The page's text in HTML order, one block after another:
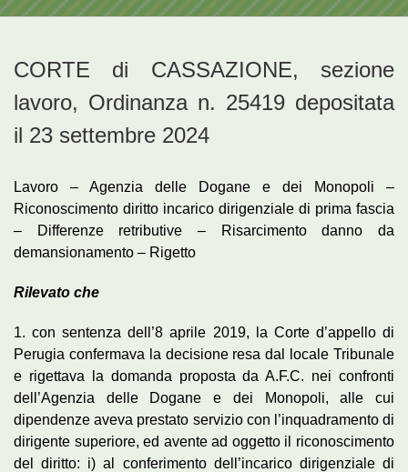
CORTE di CASSAZIONE, sezione
lavoro, Ordinanza n. 25419 depositata
il 23 settembre 2024
Lavoro – Agenzia delle Dogane e dei Monopoli –
Riconoscimento diritto incarico dirigenziale di prima fascia
– Differenze retributive – Risarcimento danno da
demansionamento – Rigetto
Rilevato che
1. con sentenza dell’8 aprile 2019, la Corte d’appello di
Perugia confermava la decisione resa dal locale Tribunale
e rigettava la domanda proposta da A.F.C. nei confronti
dell’Agenzia delle Dogane e dei Monopoli, alle cui
dipendenze aveva prestato servizio con l’inquadramento di
dirigente superiore, ed avente ad oggetto il riconoscimento
del diritto: i) al conferimento dell’incarico dirigenziale di